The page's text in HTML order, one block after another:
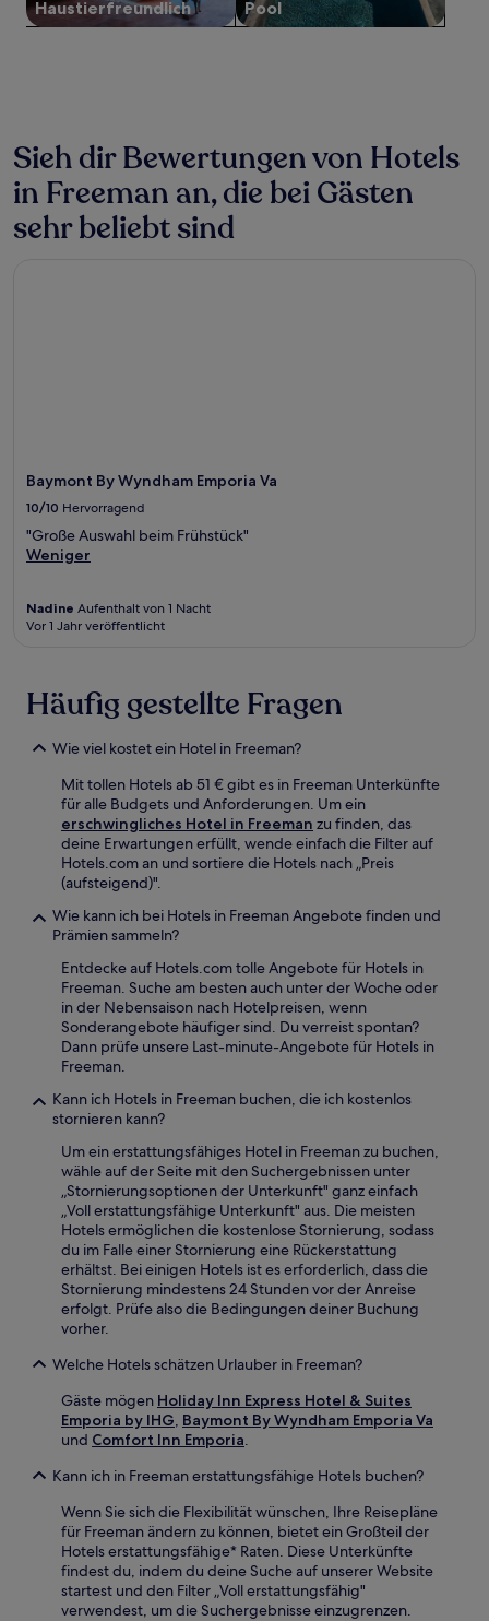
Bedingungen
Haustier­freundlich Pool
Sieh dir Bewertungen von Hotels
in Freeman an, die bei Gästen
sehr beliebt sind
Baymont By Wyndham Emporia Va
10/10 Hervorragend
"Große Auswahl beim Frühstück"
Weniger
Nadine Aufenthalt von 1 Nacht
Vor 1 Jahr veröffentlicht
Häufig gestellte Fragen
Wie viel kostet ein Hotel in Freeman?
Mit tollen Hotels ab 51 € gibt es in Freeman Unterkünfte
für alle Budgets und Anforderungen. Um ein
erschwingliches Hotel in Freeman zu finden, das
deine Erwartungen erfüllt, wende einfach die Filter auf
Hotels.com an und sortiere die Hotels nach „Preis
(aufsteigend)".
Wie kann ich bei Hotels in Freeman Angebote finden und
Prämien sammeln?
Entdecke auf Hotels.com tolle Angebote für Hotels in
Freeman. Suche am besten auch unter der Woche oder
in der Nebensaison nach Hotelpreisen, wenn
Sonderangebote häufiger sind. Du verreist spontan?
Dann prüfe unsere Last-minute-Angebote für Hotels in
Freeman.
Kann ich Hotels in Freeman buchen, die ich kostenlos
stornieren kann?
Um ein erstattungsfähiges Hotel in Freeman zu buchen,
wähle auf der Seite mit den Suchergebnissen unter
„Stornierungsoptionen der Unterkunft" ganz einfach
„Voll erstattungsfähige Unterkunft" aus. Die meisten
Hotels ermöglichen die kostenlose Stornierung, sodass
du im Falle einer Stornierung eine Rückerstattung
erhältst. Bei einigen Hotels ist es erforderlich, dass die
Stornierung mindestens 24 Stunden vor der Anreise
erfolgt. Prüfe also die Bedingungen deiner Buchung
vorher.
Welche Hotels schätzen Urlauber in Freeman?
Gäste mögen Holiday Inn Express Hotel & Suites
Emporia by IHG, Baymont By Wyndham Emporia Va
und Comfort Inn Emporia.
Kann ich in Freeman erstattungsfähige Hotels buchen?
Wenn Sie sich die Flexibilität wünschen, Ihre Reisepläne
für Freeman ändern zu können, bietet ein Großteil der
Hotels erstattungsfähige* Raten. Diese Unterkünfte
findest du, indem du deine Suche auf unserer Website
startest und den Filter „Voll erstattungsfähig"
verwendest, um die Suchergebnisse einzugrenzen.